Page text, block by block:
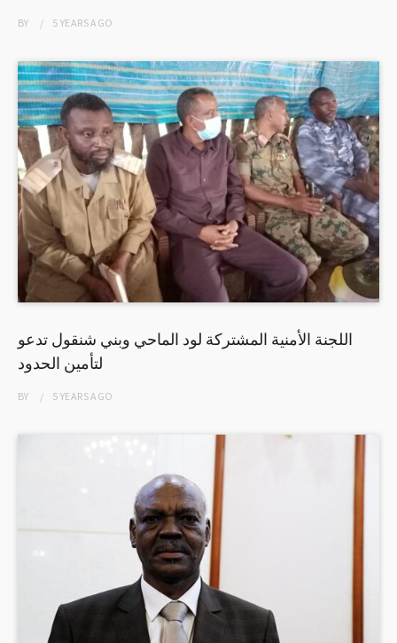
BY 5 YEARSAGO
اللجنة الأمنية المشتركة لود الماحي وبني شنقول تدعو
لتأمين الحدود
BY 5 YEARSAGO